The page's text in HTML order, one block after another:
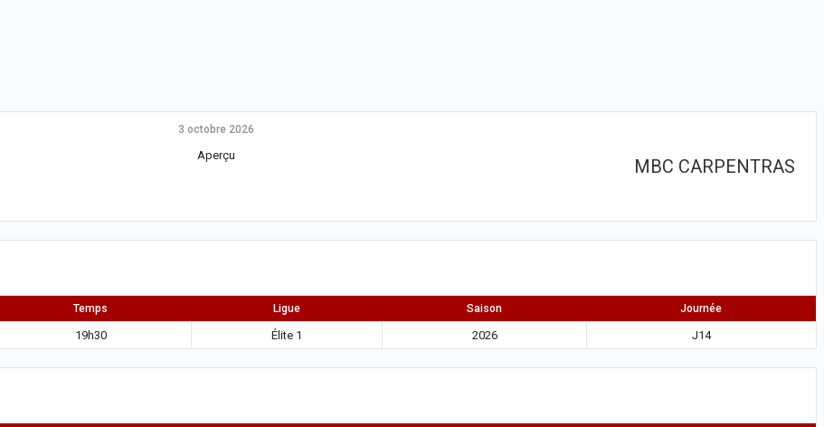
MBC CARPENTRAS
3 octobre 2026
Aperçu
Temps Ligue Saison Journée
19h30 Élite 1 2026 J14